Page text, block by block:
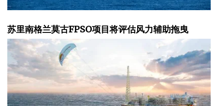
苏里南格兰莫古FPSO项目将评估风力辅助拖曳